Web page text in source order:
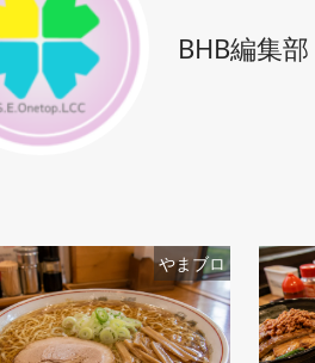
BHB編集部
やまブロ